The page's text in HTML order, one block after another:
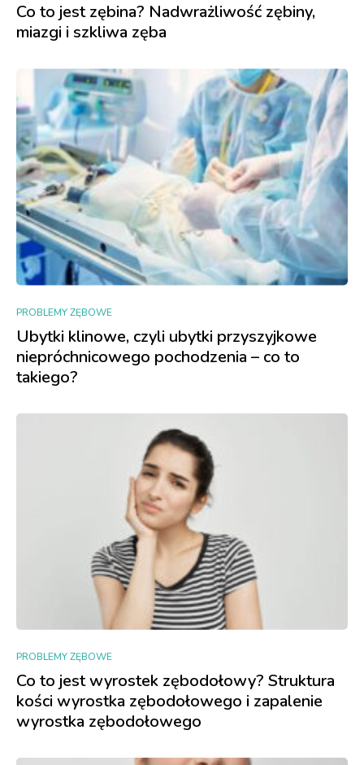
Co to jest zębina? Nadwrażliwość zębiny,
miazgi i szkliwa zęba
PROBLEMY ZĘBOWE
Ubytki klinowe, czyli ubytki przyszyjkowe
niepróchnicowego pochodzenia – co to
takiego?
PROBLEMY ZĘBOWE
Co to jest wyrostek zębodołowy? Struktura
kości wyrostka zębodołowego i zapalenie
wyrostka zębodołowego